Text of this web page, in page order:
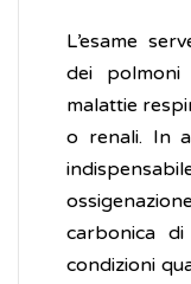
L’esame
dei
malattie
o renali. In
carbonica
condizioni